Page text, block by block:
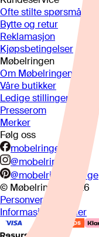
Ofte stilte spørsmål
Bytte og retur
Reklamasjon
Kjøpsbetingelser
Møbelringen
Om Møbelringen
Våre butikker
Ledige stillinger
Presserom
Merker
Følg oss
mobelringen.no
@mobelringen
@mobelringennorge
© Møbelringen
2026
Personvern
Informasjonskapsler